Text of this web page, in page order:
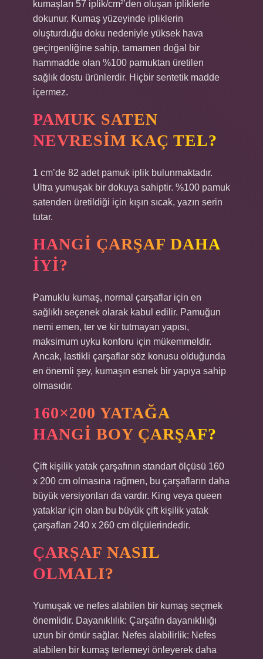
kumaşları 57 iplik/cm²’den oluşan ipliklerle
dokunur. Kumaş yüzeyinde ipliklerin
oluşturduğu doku nedeniyle yüksek hava
geçirgenliğine sahip, tamamen doğal bir
hammadde olan %100 pamuktan üretilen
sağlık dostu ürünlerdir. Hiçbir sentetik madde
içermez.
PAMUK SATEN
NEVRESIM KAÇ TEL?
1 cm’de 82 adet pamuk iplik bulunmaktadır.
Ultra yumuşak bir dokuya sahiptir. %100 pamuk
satenden üretildiği için kışın sıcak, yazın serin
tutar.
HANGI ÇARŞAF DAHA
IYI?
Pamuklu kumaş, normal çarşaflar için en
sağlıklı seçenek olarak kabul edilir. Pamuğun
nemi emen, ter ve kir tutmayan yapısı,
maksimum uyku konforu için mükemmeldir.
Ancak, lastikli çarşaflar söz konusu olduğunda
en önemli şey, kumaşın esnek bir yapıya sahip
olmasıdır.
160×200 YATAĞA
HANGI BOY ÇARŞAF?
Çift kişilik yatak çarşafının standart ölçüsü 160
x 200 cm olmasına rağmen, bu çarşafların daha
büyük versiyonları da vardır. King veya queen
yataklar için olan bu büyük çift kişilik yatak
çarşafları 240 x 260 cm ölçülerindedir.
ÇARŞAF NASIL
OLMALI?
Yumuşak ve nefes alabilen bir kumaş seçmek
önemlidir. Dayanıklılık: Çarşafın dayanıklılığı
uzun bir ömür sağlar. Nefes alabilirlik: Nefes
alabilen bir kumaş terlemeyi önleyerek daha